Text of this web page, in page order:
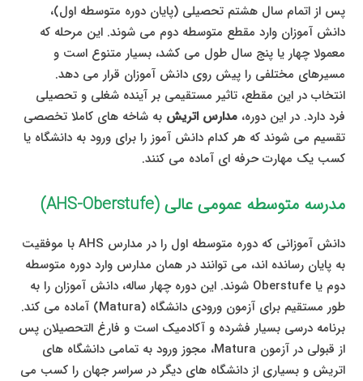
پس از اتمام سال هشتم تحصیلی (پایان دوره متوسطه اول)،
دانش آموزان وارد مقطع متوسطه دوم می شوند. این مرحله که
معمولا چهار یا پنج سال طول می کشد، بسیار متنوع است و
مسیرهای مختلفی را پیش روی دانش آموزان قرار می دهد.
انتخاب در این مقطع، تاثیر مستقیمی بر آینده شغلی و تحصیلی
فرد دارد. در این دوره،مدارس اتریش به شاخه های کاملا تخصصی
تقسیم می شوند که هر کدام دانش آموز را برای ورود به دانشگاه یا
کسب یک مهارت حرفه ای آماده می کنند.
مدرسه متوسطه عمومی عالی (AHS-Oberstufe)
دانش آموزانی که دوره متوسطه اول را در مدارس AHS با موفقیت
به پایان رسانده اند، می توانند در همان مدارس وارد دوره متوسطه
دوم یا Oberstufe شوند. این دوره چهار ساله، دانش آموزان را به
طور مستقیم برای آزمون ورودی دانشگاه (Matura) آماده می کند.
برنامه درسی بسیار فشرده و آکادمیک است و فارغ التحصیلان پس
از قبولی در آزمون Matura، مجوز ورود به تمامی دانشگاه های
اتریش و بسیاری از دانشگاه های دیگر در سراسر جهان را کسب می